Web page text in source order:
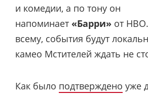
и комедии, а по тону он
напоминает «Барри» от
всему, события будут
камео Мстителей ждать не
Как было подтверждено уже